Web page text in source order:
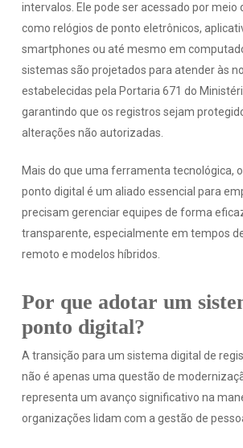
intervalos. Ele pode ser acessado por meio
como relógios de ponto eletrônicos,
smartphones ou até mesmo em
sistemas são projetados para atender às
estabelecidas pela Portaria 671 do
garantindo que os registros sejam
alterações não autorizadas.
Mais do que uma ferramenta tecnológica,
ponto digital é um aliado essencial para
precisam gerenciar equipes de forma
transparente, especialmente em tempos
remoto e modelos híbridos.
Por que adotar um
ponto digital?
A transição para um sistema digital de
não é apenas uma questão de
representa um avanço significativo na
organizações lidam com a gestão de